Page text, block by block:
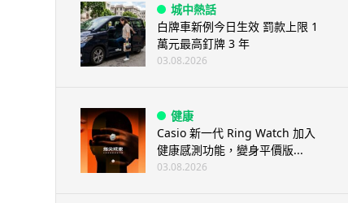
城中熱話
白牌車新例今日生效 罰款上限 1
萬元最高釘牌 3 年
03.08.2026
健康
Casio 新一代 Ring Watch 加入
健康感測功能，變身平價版...
03.08.2026